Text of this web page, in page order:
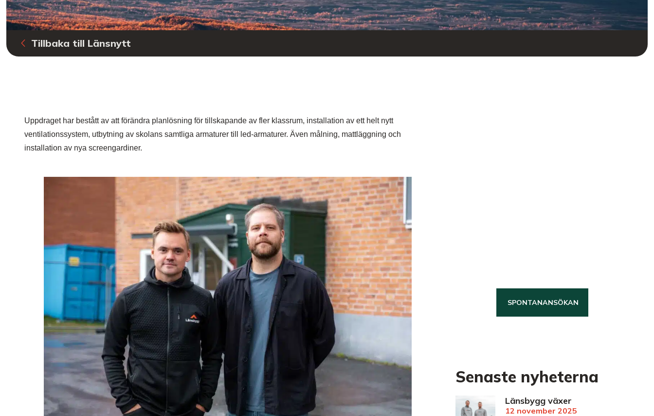
Tillbaka till Länsnytt
Uppdraget har bestått av att förändra planlösning för tillskapande av fler klassrum, installation av ett helt nytt
ventilationssystem, utbytning av skolans samtliga armaturer till led-armaturer. Även målning, mattläggning och
installation av nya screengardiner.
SPONTANANSÖKAN
KARRIÄR
Senaste nyheterna
Länsbygg växer
12 november 2025